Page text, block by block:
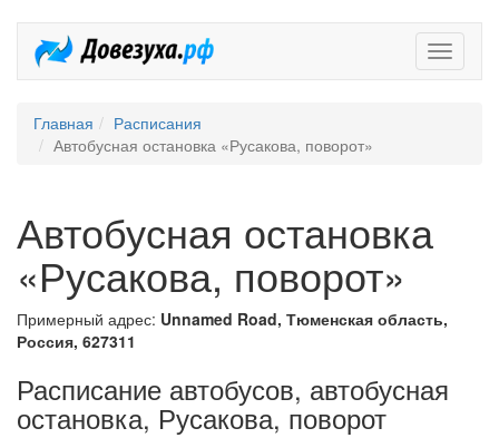
Главная
Расписания
Автобусная остановка «Русакова, поворот»
Автобусная остановка
«Русакова, поворот»
Примерный адрес: Unnamed Road, Тюменская область,
Россия, 627311
Расписание автобусов, автобусная
остановка, Русакова, поворот